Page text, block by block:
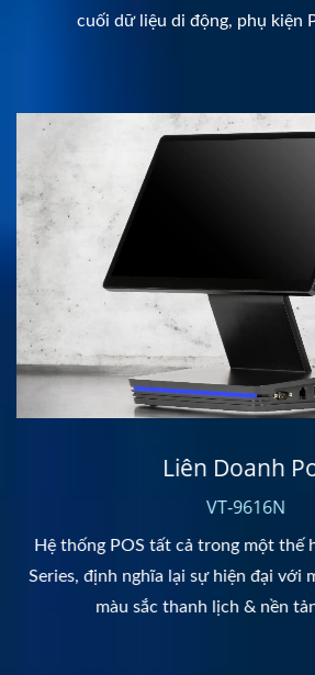
cuối dữ liệu di động, phụ kiện
Liên Doanh
VT-9616N
Hệ thống POS tất cả trong một thế
Series, định nghĩa lại sự hiện đại với
màu sắc thanh lịch & nền